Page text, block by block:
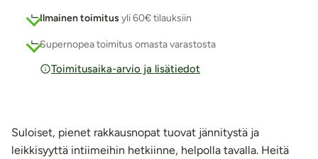
Ilmainen toimitus yli 60€ tilauksiin
Supernopea toimitus omasta varastosta
Toimitusaika-arvio ja lisätiedot
Suloiset, pienet rakkausnopat tuovat jännitystä ja
leikkisyyttä intiimeihin hetkiinne, helpolla tavalla. Heitä